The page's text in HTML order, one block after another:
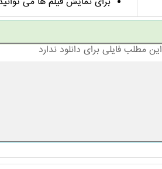
این مطلب فایلی برای دانلود ندارد